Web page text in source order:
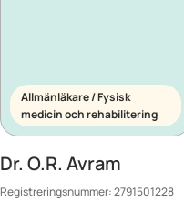
Allmänläkare / Fysisk
medicin och rehabilitering
Dr. O.R. Avram
Registreringsnummer:2791501228